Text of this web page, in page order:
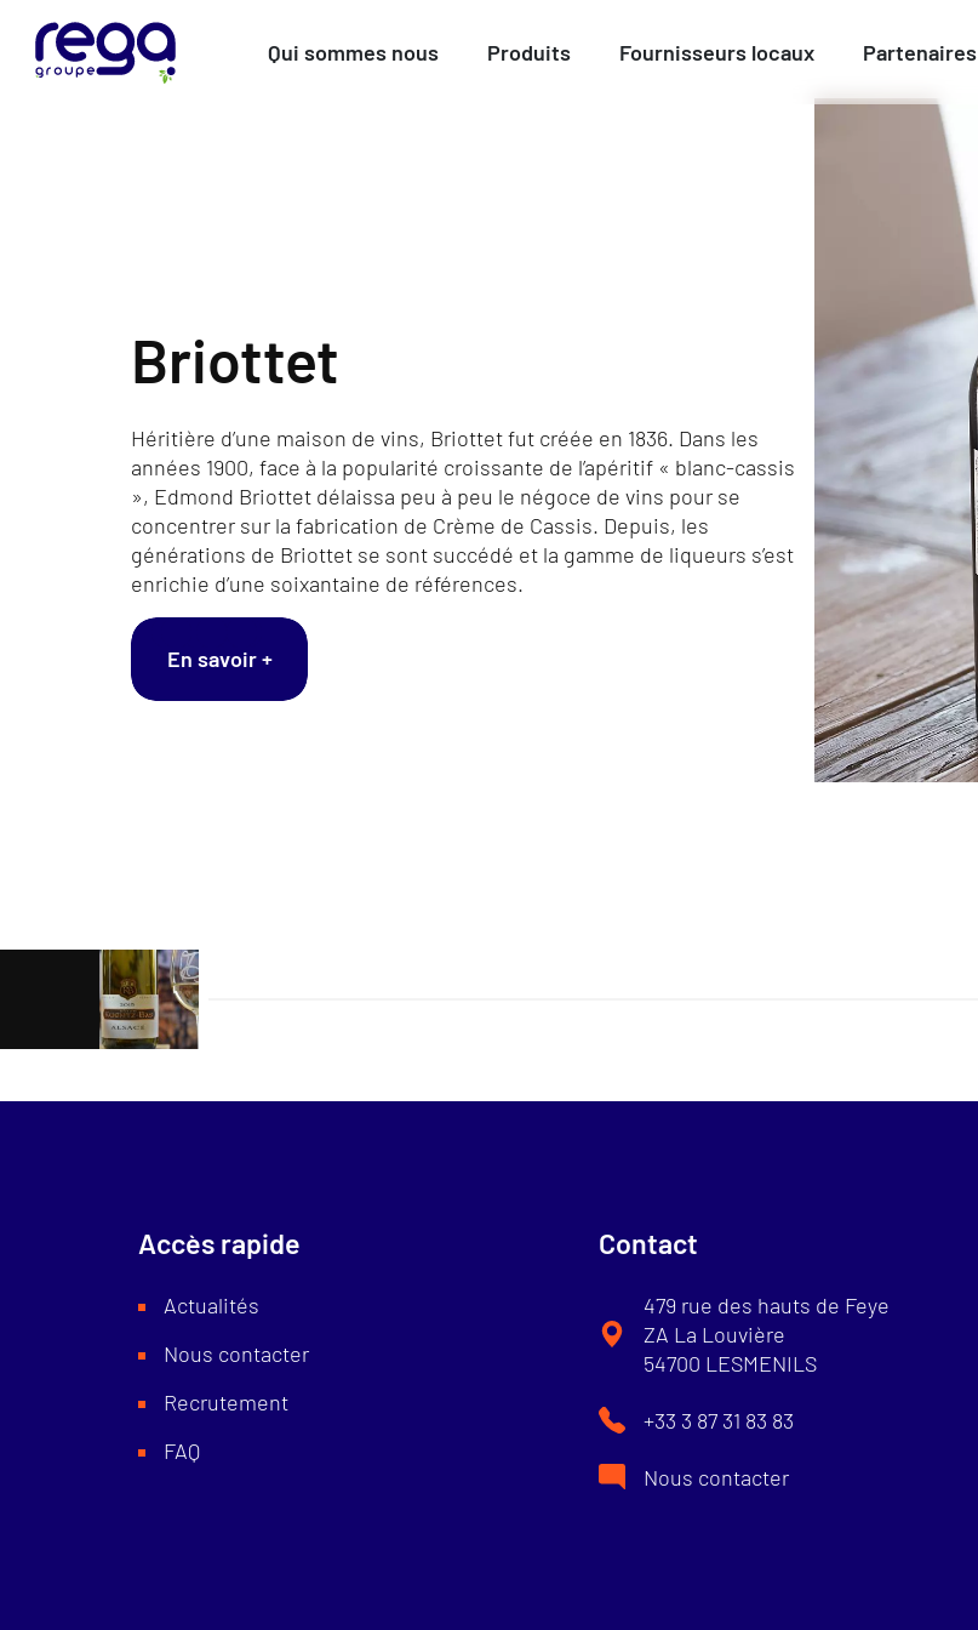
Qui sommes nous Produits Fournisseurs locaux Partenaires
Briottet
Héritière d’une maison de vins, Briottet fut créée en 1836. Dans les
années 1900, face à la popularité croissante de l’apéritif « blanc-cassis
», Edmond Briottet délaissa peu à peu le négoce de vins pour se
concentrer sur la fabrication de Crème de Cassis. Depuis, les
générations de Briottet se sont succédé et la gamme de liqueurs s’est
enrichie d’une soixantaine de références.
En savoir +
Navigation
Accès rapide
Actualités
Nous contacter
Recrutement
FAQ
Contact
479 rue des hauts de Feye
ZA La Louvière
54700 LESMENILS
+33 3 87 31 83 83
Nous contacter